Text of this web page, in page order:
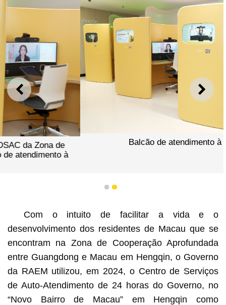
ANTERIOR
Balcão de atendimento à distância
1 2
Com o intuito de facilitar a vida e o
desenvolvimento dos residentes de Macau que se
encontram na Zona de Cooperação Aprofundada
entre Guangdong e Macau em Hengqin, o Governo
da RAEM utilizou, em 2024, o Centro de Serviços
de Auto-Atendimento de 24 horas do Governo, no
“Novo Bairro de Macau” em Hengqin como